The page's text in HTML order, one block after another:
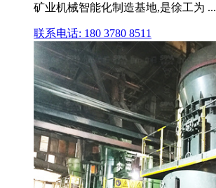
矿业机械智能化制造基地,是徐工为 ...
联系电话: 180 3780 8511